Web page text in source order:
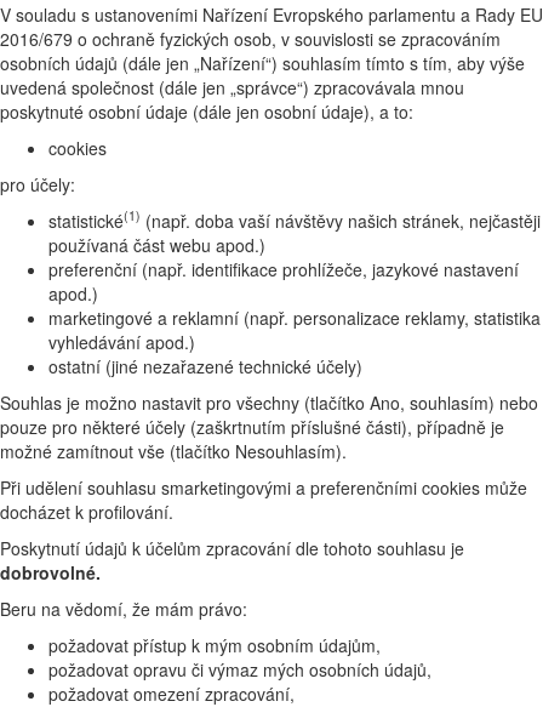
V souladu s ustanoveními Nařízení Evropského parlamentu a Rady EU
2016/679 o ochraně fyzických osob, v souvislosti se zpracováním
osobních údajů (dále jen „Nařízení“) souhlasím tímto s tím, aby výše
uvedená společnost (dále jen „správce“) zpracovávala mnou
poskytnuté osobní údaje (dále jen osobní údaje), a to:
cookies
pro účely:
statistické(1) (např. doba vaší návštěvy našich stránek, nejčastěji
používaná část webu apod.)
preferenční (např. identifikace prohlížeče, jazykové nastavení
apod.)
marketingové a reklamní (např. personalizace reklamy, statistika
vyhledávání apod.)
ostatní (jiné nezařazené technické účely)
Souhlas je možno nastavit pro všechny (tlačítko Ano, souhlasím) nebo
pouze pro některé účely (zaškrtnutím příslušné části), případně je
možné zamítnout vše (tlačítko Nesouhlasím).
Při udělení souhlasu smarketingovými a preferenčními cookies může
docházet k profilování.
Poskytnutí údajů k účelům zpracování dle tohoto souhlasu je
dobrovolné.
Beru na vědomí, že mám právo:
požadovat přístup k mým osobním údajům,
požadovat opravu či výmaz mých osobních údajů,
požadovat omezení zpracování,